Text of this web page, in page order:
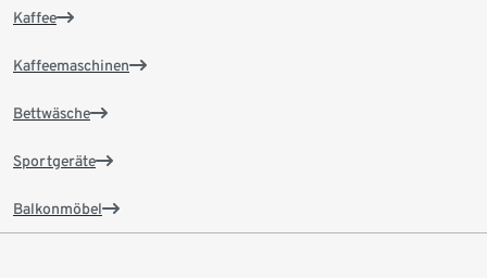
Kaffee
Kaffeemaschinen
Bettwäsche
Sportgeräte
Balkonmöbel